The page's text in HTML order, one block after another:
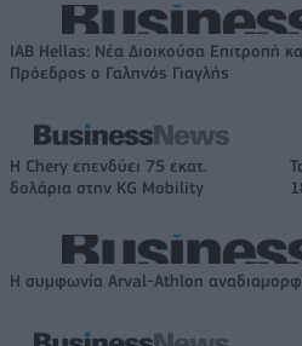
IAB Hellas: Νέα Διοικούσα Επιτροπή
Πρόεδρος ο Γαληνός Γιαγλής
Η Chery επενδύει 75 εκατ.
δολάρια στην KG Mobility
Η συμφωνία Arval-Athlon